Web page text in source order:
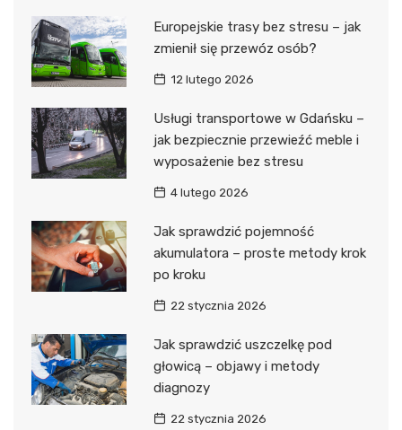
Europejskie trasy bez stresu – jak
zmienił się przewóz osób?
12 lutego 2026
Usługi transportowe w Gdańsku –
jak bezpiecznie przewieźć meble i
wyposażenie bez stresu
4 lutego 2026
Jak sprawdzić pojemność
akumulatora – proste metody krok
po kroku
22 stycznia 2026
Jak sprawdzić uszczelkę pod
głowicą – objawy i metody
diagnozy
22 stycznia 2026